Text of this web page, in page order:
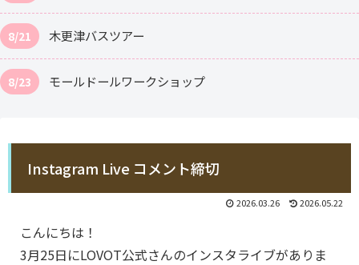
8/21 木更津バスツアー
8/23 モールドールワークショップ
Instagram Live コメント締切
2026.03.26 2026.05.22
こんにちは！
3月25日にLOVOT公式さんのインスタライブがありま